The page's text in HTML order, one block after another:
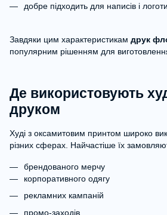
добре підходить для написів і
Завдяки цим характеристикам друк
популярним рішенням для
Де використовують
друком
Худі з оксамитовим принтом широко
різних сферах. Найчастіше їх
брендованого мерчу
корпоративного одягу
рекламних кампаній
промо-заходів